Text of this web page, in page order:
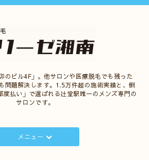
のビル4F」。他サロンや医療脱毛でも残った
問題解決します。1.5万件超の施術実績と、倒
度払い」で選ばれる辻堂駅唯一のメンズ専門の
サロンです。
メニュー